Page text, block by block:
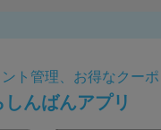
ト管理、お得なクー
しんばんアプリ